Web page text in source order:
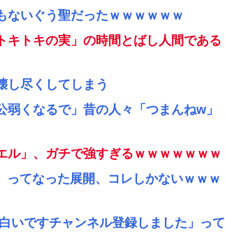
ないぐう聖だったｗｗｗｗｗｗ
キトキの実」の時間とばし人間である
し尽くしてしまう
弱くなるで」昔の人々「つまんねw」
ル」、ガチで強すぎるｗｗｗｗｗｗｗ
ってなった展開、コレしかないｗｗｗ
いですチャンネル登録しました」って